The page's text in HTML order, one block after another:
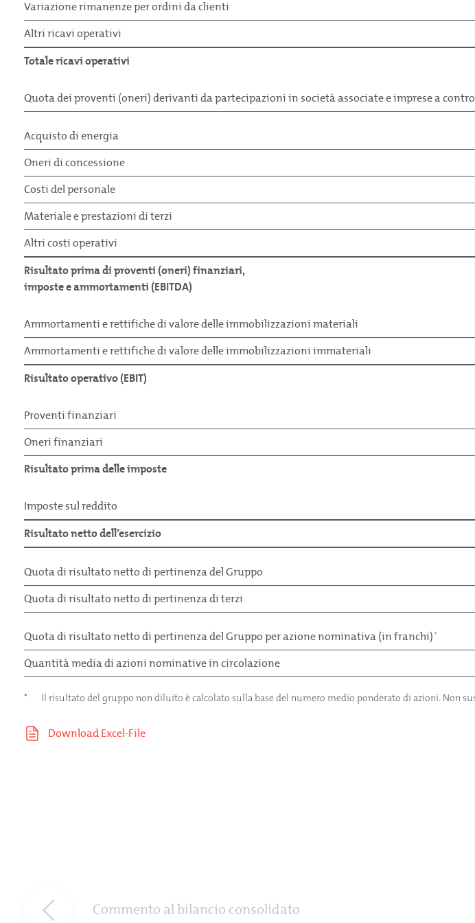
Variazione rimanenze per ordini da clienti
Altri ricavi operativi
Totale ricavi operativi
Quota dei proventi (oneri) derivanti da partecipazioni in società associate e imprese a
Acquisto di energia
Oneri di concessione
Costi del personale
Materiale e prestazioni di terzi
Altri costi operativi
Risultato prima di proventi (oneri) finanziari,
imposte e ammortamenti (EBITDA)
Ammortamenti e rettifiche di valore delle immobilizzazioni materiali
Ammortamenti e rettifiche di valore delle immobilizzazioni immateriali
Risultato operativo (EBIT)
Proventi finanziari
Oneri finanziari
Risultato prima delle imposte
Imposte sul reddito
Risultato netto dell’esercizio
Quota di risultato netto di pertinenza del Gruppo
Quota di risultato netto di pertinenza di terzi
Quota di risultato netto di pertinenza del Gruppo per azione nominativa (in franchi) *
Quantità media di azioni nominative in circolazione
* Il risultato del gruppo non diluito è calcolato sulla base del numero medio ponderato di azioni. Non
Commento al bilancio consolidato